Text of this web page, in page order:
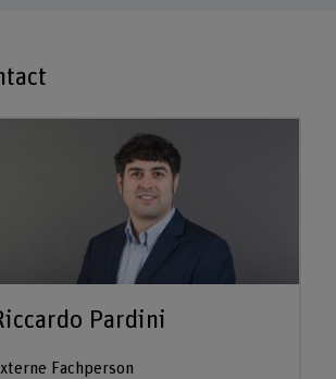
Pardini
Fachperson